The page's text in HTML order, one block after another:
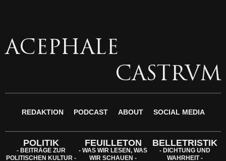
ACEPHALE
CASTRVM
REDAKTION PODCAST ABOUT SOCIAL MEDIA
POLITIK
- BEITRÄGE ZUR
POLITISCHEN KULTUR -
FEUILLETON
- WAS WIR LESEN, WAS
WIR SCHAUEN -
BELLETRISTIK
- DICHTUNG UND
WAHRHEIT -